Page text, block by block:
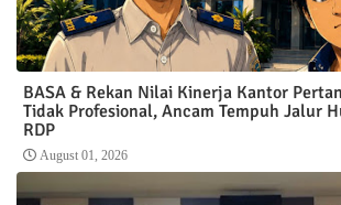
BASA & Rekan Nilai Kinerja Kantor
Tidak Profesional, Ancam Tempuh Jalur
RDP
August 01, 2026